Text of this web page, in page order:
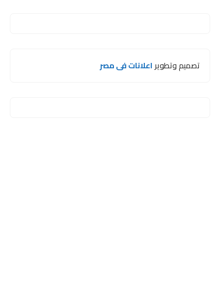
تصميم وتطويراعلانات فى مصر